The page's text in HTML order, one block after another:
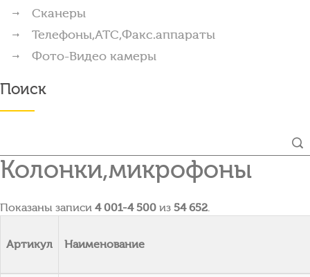
Сканеры
Телефоны,АТС,Факс.аппараты
Фото-Видео камеры
Поиск
Колонки,микрофоны
Показаны записи 4 001-4 500 из 54 652.
Артикул Наименование